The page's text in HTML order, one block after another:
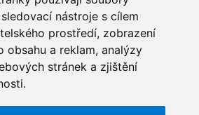
nástroje s cílem
prostředí, zobrazení
obsahu a reklam, analýzy
stránek a zjištění
28 29
30